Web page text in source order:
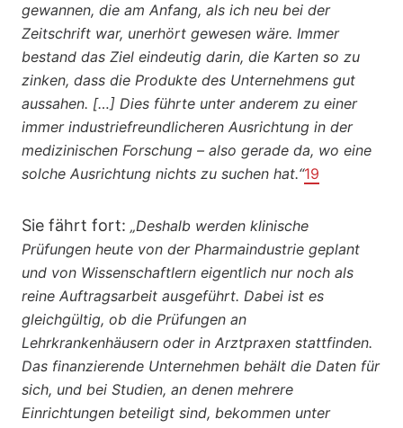
gewannen, die am Anfang, als ich neu bei der
Zeitschrift war, unerhört gewesen wäre. Immer
bestand das Ziel eindeutig darin, die Karten so zu
zinken, dass die Produkte des Unternehmens gut
aussahen. […] Dies führte unter anderem zu einer
immer industriefreundlicheren Ausrichtung in der
medizinischen Forschung – also gerade da, wo eine
solche Ausrichtung nichts zu suchen hat.“19
Sie fährt fort: „Deshalb werden klinische
Prüfungen heute von der Pharmaindustrie geplant
und von Wissenschaftlern eigentlich nur noch als
reine Auftragsarbeit ausgeführt. Dabei ist es
gleichgültig, ob die Prüfungen an
Lehrkrankenhäusern oder in Arztpraxen stattfinden.
Das finanzierende Unternehmen behält die Daten für
sich, und bei Studien, an denen mehrere
Einrichtungen beteiligt sind, bekommen unter